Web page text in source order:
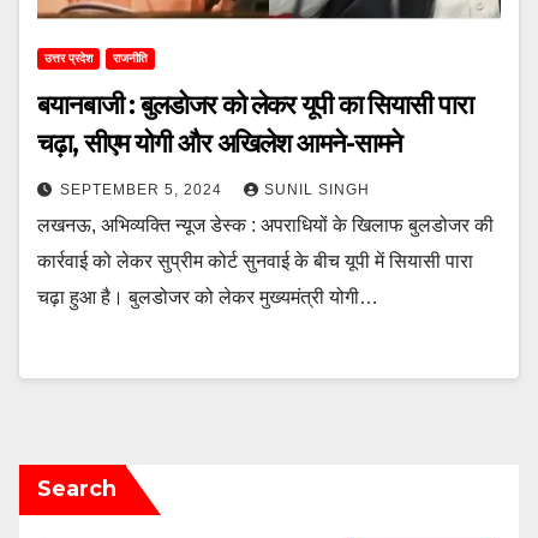
उत्तर प्रदेश राजनीति
बयानबाजी : बुलडोजर को लेकर यूपी का सियासी पारा
चढ़ा, सीएम योगी और अखिलेश आमने-सामने
SEPTEMBER 5, 2024 SUNIL SINGH
लखनऊ, अभिव्यक्ति न्यूज डेस्क : अपराधियों के खिलाफ बुलडोजर की
कार्रवाई को लेकर सुप्रीम कोर्ट सुनवाई के बीच यूपी में सियासी पारा
चढ़ा हुआ है। बुलडोजर को लेकर मुख्यमंत्री योगी…
Search